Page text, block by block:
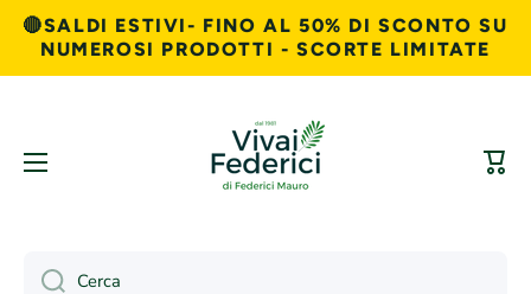
🔴SALDI ESTIVI- FINO AL 50% DI SCONTO SU
NUMEROSI PRODOTTI - SCORTE LIMITATE
Vai direttamente ai contenuti
Cerca